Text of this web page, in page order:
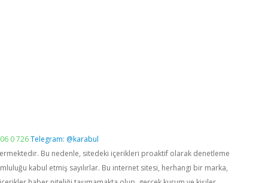
0 726Telegram: @karabul
Bu nedenle, sitedeki içerikleri proaktif olarak denetleme
kabul etmiş sayılırlar. Bu internet sitesi, herhangi bir marka,